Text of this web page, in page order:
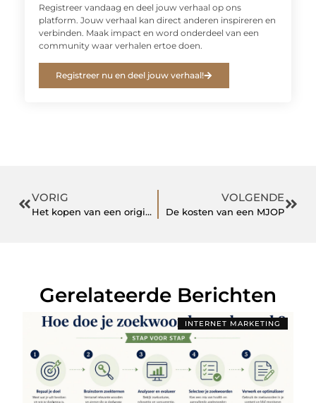
Registreer vandaag en deel jouw verhaal op ons
platform. Jouw verhaal kan direct anderen inspireren en
verbinden. Maak impact en word onderdeel van een
community waar verhalen ertoe doen.
Registreer nu en deel jouw verhaal!
VORIG
Het kopen van een originele TW Steel horlogeband
VOLGENDE
De kosten van een MJOP
Gerelateerde Berichten
INTERNET MARKETING